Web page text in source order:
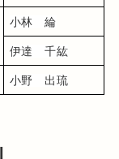
小林　綸
伊達　千紘
小野　出琉